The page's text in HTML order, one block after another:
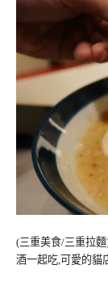
(三重美食/三重拉
酒一起吃,可愛的